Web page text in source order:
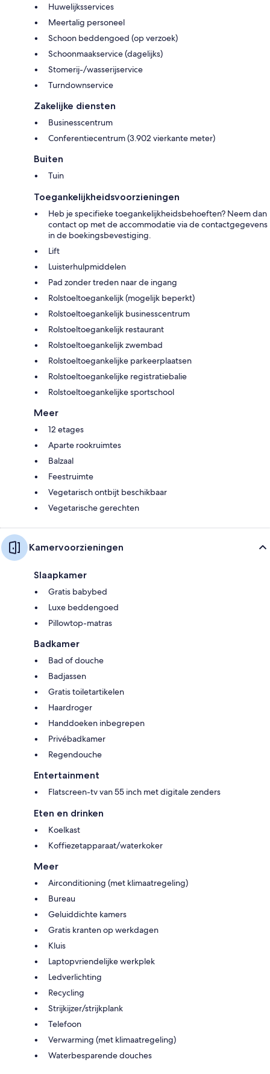
Huwelijksservices
Meertalig personeel
Schoon beddengoed (op verzoek)
Schoonmaakservice (dagelijks)
Stomerij-/wasserijservice
Turndownservice
Zakelijke diensten
Businesscentrum
Conferentiecentrum (3.902 vierkante meter)
Buiten
Tuin
Toegankelijkheidsvoorzieningen
Heb je specifieke toegankelijkheidsbehoeften? Neem dan
contact op met de accommodatie via de contactgegevens
in de boekingsbevestiging.
Lift
Luisterhulpmiddelen
Pad zonder treden naar de ingang
Rolstoeltoegankelijk (mogelijk beperkt)
Rolstoeltoegankelijk businesscentrum
Rolstoeltoegankelijk restaurant
Rolstoeltoegankelijk zwembad
Rolstoeltoegankelijke parkeerplaatsen
Rolstoeltoegankelijke registratiebalie
Rolstoeltoegankelijke sportschool
Meer
12 etages
Aparte rookruimtes
Balzaal
Feestruimte
Vegetarisch ontbijt beschikbaar
Vegetarische gerechten
Kamervoorzieningen
Slaapkamer
Gratis babybed
Luxe beddengoed
Pillowtop-matras
Badkamer
Bad of douche
Badjassen
Gratis toiletartikelen
Haardroger
Handdoeken inbegrepen
Privébadkamer
Regendouche
Entertainment
Flatscreen-tv van 55 inch met digitale zenders
Eten en drinken
Koelkast
Koffiezetapparaat/waterkoker
Meer
Airconditioning (met klimaatregeling)
Bureau
Geluiddichte kamers
Gratis kranten op werkdagen
Kluis
Laptopvriendelijke werkplek
Ledverlichting
Recycling
Strijkijzer/strijkplank
Telefoon
Verwarming (met klimaatregeling)
Waterbesparende douches